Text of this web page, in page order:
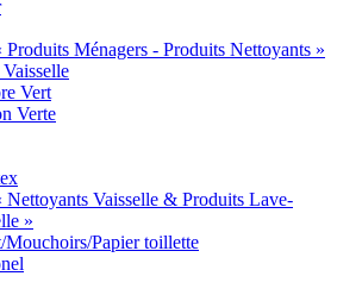
Produits Ménagers - Produits Nettoyants »
Vert
Verte
Nettoyants Vaisselle & Produits Lave-
»
Mouchoirs/Papier toillette